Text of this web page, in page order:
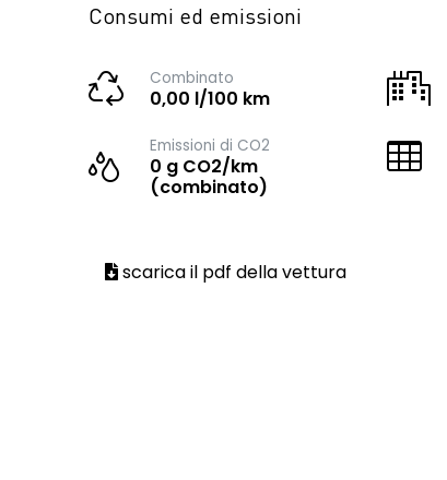
Consumi ed emissioni
Combinato
0,00 l/100 km
Emissioni di CO2
0 g CO2/km
(combinato)
scarica il pdf della vettura